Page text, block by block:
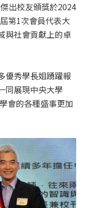
出校友頒獎於2024
第1次會員代表大
與社會貢獻上的卓
優秀學長姐踴躍報
同展現中央大學
會的各種盛事更加